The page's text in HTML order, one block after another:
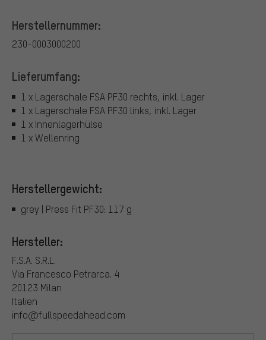
Herstellernummer:
230-0003000200
Lieferumfang:
1 x Lagerschale FSA PF30 rechts, inkl. Lager
1 x Lagerschale FSA PF30 links, inkl. Lager
1 x Innenlagerhülse
1 x Wellenring
Herstellergewicht:
grey | Press Fit PF30: 117 g
Hersteller:
F.S.A. S.R.L.
Via Francesco Petrarca. 4
20123 Milan
Italien
info@fullspeedahead.com